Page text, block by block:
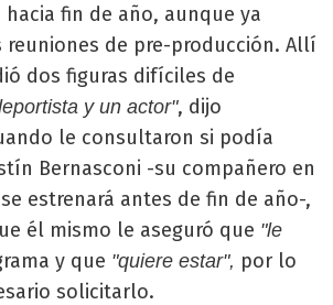
hacia fin de año, aunque ya
reuniones de pre-producción. Allí
dos figuras difíciles de
y un actor", dijo
le consultaron si podía
Bernasconi -su compañero en
estrenará antes de fin de año-,
él mismo le aseguró que "le
y que "quiere estar", por lo
solicitarlo.